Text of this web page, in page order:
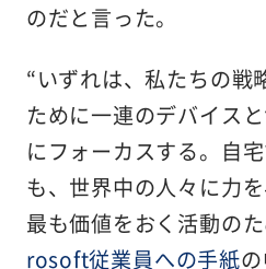
のだと言った。
“いずれは、私たちの戦
ために一連のデバイス
にフォーカスする。自
も、世界中の人々に力
最も価値をおく活動の
rosoft従業員への手紙